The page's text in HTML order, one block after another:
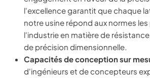
l'excellence garantit que chaque
notre usine répond aux normes
l'industrie en matière de
de précision dimensionnelle.
Capacités de conception sur
d'ingénieurs et de concepteurs